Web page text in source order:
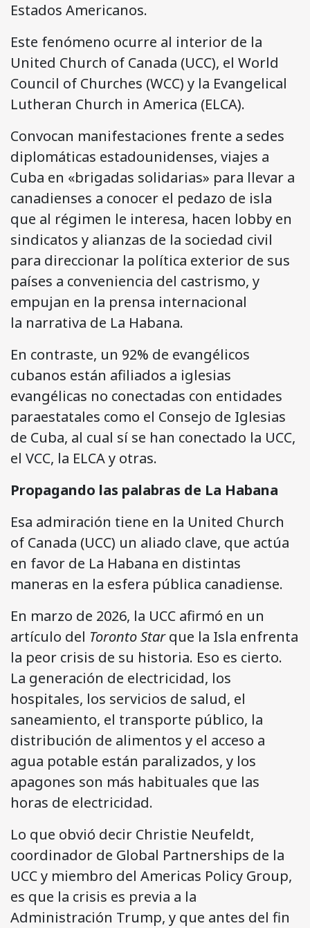
Estados Americanos.
Este fenómeno ocurre al interior de la
United Church of Canada (UCC), el World
Council of Churches (WCC) y la Evangelical
Lutheran Church in America (ELCA).
Convocan manifestaciones frente a sedes
diplomáticas estadounidenses, viajes a
Cuba en «brigadas solidarias» para llevar a
canadienses a conocer el pedazo de isla
que al régimen le interesa, hacen lobby en
sindicatos y alianzas de la sociedad civil
para direccionar la política exterior de sus
países a conveniencia del castrismo, y
empujan en la prensa internacional
la narrativa de La Habana.
En contraste, un 92% de evangélicos
cubanos están afiliados a iglesias
evangélicas no conectadas con entidades
paraestatales como el Consejo de Iglesias
de Cuba, al cual sí se han conectado la UCC,
el VCC, la ELCA y otras.
Propagando las palabras de La Habana
Esa admiración tiene en la United Church
of Canada (UCC) un aliado clave, que actúa
en favor de La Habana en distintas
maneras en la esfera pública canadiense.
En marzo de 2026, la UCC afirmó en un
artículo del Toronto Starque la Isla enfrenta
la peor crisis de su historia. Eso es cierto.
La generación de electricidad, los
hospitales, los servicios de salud, el
saneamiento, el transporte público, la
distribución de alimentos y el acceso a
agua potable están paralizados, y los
apagones son más habituales que las
horas de electricidad.
Lo que obvió decir Christie Neufeldt,
coordinador de Global Partnerships de la
UCC y miembro del Americas Policy Group,
es que la crisis es previa a la
Administración Trump, y que antes del fin